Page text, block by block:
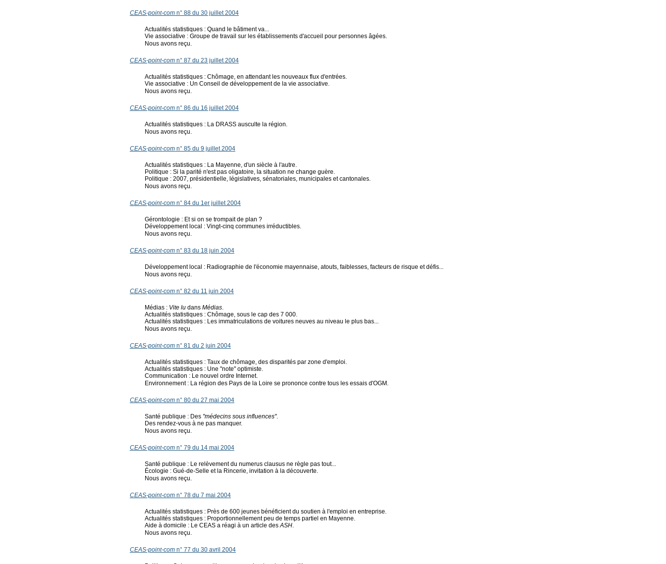
CEAS-point-comn° 88 du 30 juillet 2004
Actualités statistiques : Quand le bâtiment va...
Vie associative : Groupe de travail sur les établissements d'accueil pour personnes âgées.
Nous avons reçu.
CEAS-point-comn° 87 du 23 juillet 2004
Actualités statistiques : Chômage, en attendant les nouveaux flux d'entrées.
Vie associative : Un Conseil de développement de la vie associative.
Nous avons reçu.
CEAS-point-comn° 86 du 16 juillet 2004
Actualités statistiques : La DRASS ausculte la région.
Nous avons reçu.
CEAS-point-comn° 85 du 9 juillet 2004
Actualités statistiques : La Mayenne, d'un siècle à l'autre.
Politique : Si la parité n'est pas oligatoire, la situation ne change guère.
Politique : 2007, présidentielle, législatives, sénatoriales, municipales et cantonales.
Nous avons reçu.
CEAS-point-comn° 84 du 1er juillet 2004
Gérontologie : Et si on se trompait de plan ?
Développement local : Vingt-cinq communes irréductibles.
Nous avons reçu.
CEAS-point-comn° 83 du 18 juin 2004
Développement local : Radiographie de l'économie mayennaise, atouts, faiblesses, facteurs de risque et défis...
Nous avons reçu.
CEAS-point-comn° 82 du 11 juin 2004
Médias : Vite ludans Médias.
Actualités statistiques : Chômage, sous le cap des 7 000.
Actualités statistiques : Les immatriculations de voitures neuves au niveau le plus bas...
Nous avons reçu.
CEAS-point-comn° 81 du 2 juin 2004
Actualités statistiques : Taux de chômage, des disparités par zone d'emploi.
Actualités statistiques : Une "note" optimiste.
Communication : Le nouvel ordre Internet.
Environnement : La région des Pays de la Loire se prononce contre tous les essais d'OGM.
CEAS-point-comn° 80 du 27 mai 2004
Santé publique : Des "médecins sous influences".
Des rendez-vous à ne pas manquer.
Nous avons reçu.
CEAS-point-comn° 79 du 14 mai 2004
Santé publique : Le relèvement du numerus clausus ne règle pas tout...
Écologie : Gué-de-Selle et la Rincerie, invitation à la découverte.
Nous avons reçu.
CEAS-point-comn° 78 du 7 mai 2004
Actualités statistiques : Près de 600 jeunes bénéficient du soutien à l'emploi en entreprise.
Actualités statistiques : Proportionnellement peu de temps partiel en Mayenne.
Aide à domicile : Le CEAS a réagi à un article desASH.
Nous avons reçu.
CEAS-point-comn° 77 du 30 avril 2004